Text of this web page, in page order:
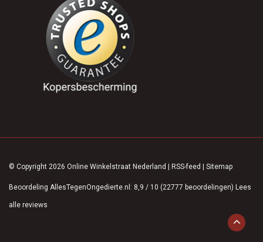
© Copyright 2026 Online Winkelstraat Nederland RSS-feed Sitemap
Beoordeling AllesTegenOngedierte.nl : 8,9 / 10 (22777 beoordelingen) Lees
alle reviews